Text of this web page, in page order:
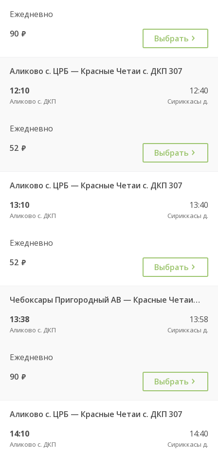
Ежедневно
90 руб. Выбрать
Аликово с. ЦРБ — Красные Четаи с. ДКП 307
12:10
Аликово с. ДКП
12:40
Сириккасы д.
Ежедневно
52 руб. Выбрать
Аликово с. ЦРБ — Красные Четаи с. ДКП 307
13:10
Аликово с. ДКП
13:40
Сириккасы д.
Ежедневно
52 руб. Выбрать
Чебоксары Пригородный АВ — Красные Четаи с. ДКП ч/з Аликово с. ДКП 753
13:38
Аликово с. ДКП
13:58
Сириккасы д.
Ежедневно
90 руб. Выбрать
Аликово с. ЦРБ — Красные Четаи с. ДКП 307
14:10
Аликово с. ДКП
14:40
Сириккасы д.